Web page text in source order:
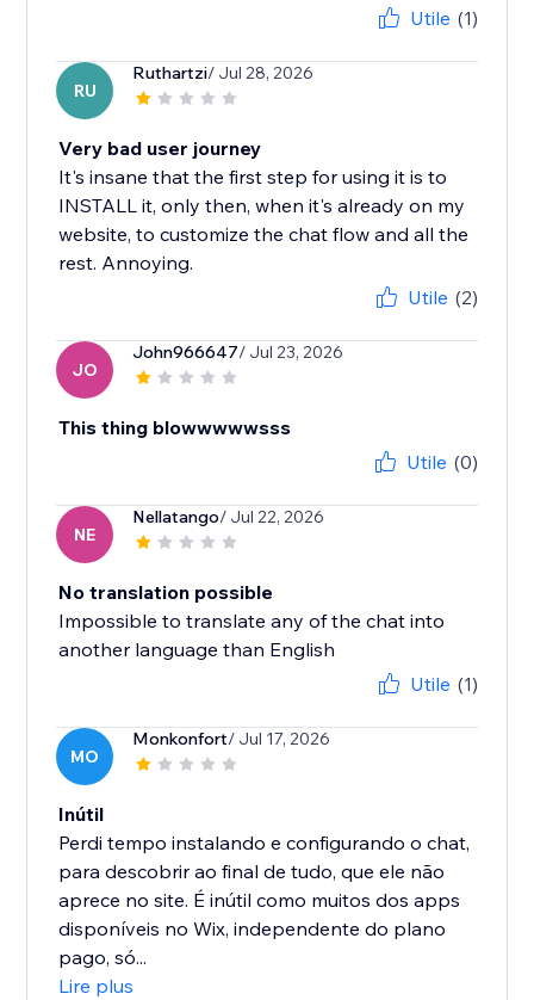
Utile (1)
RU
Ruthartzi/ Jul 28, 2026
Very bad user journey
It's insane that the first step for using it is to
INSTALL it, only then, when it's already on my
website, to customize the chat flow and all the
rest. Annoying.
Utile (2)
JO
John966647/ Jul 23, 2026
This thing blowwwwwsss
Utile (0)
NE
Nellatango/ Jul 22, 2026
No translation possible
Impossible to translate any of the chat into
another language than English
Utile (1)
MO
Monkonfort/ Jul 17, 2026
Inútil
Perdi tempo instalando e configurando o chat,
para descobrir ao final de tudo, que ele não
aprece no site. É inútil como muitos dos apps
disponíveis no Wix, independente do plano
pago, só...
Lire plus